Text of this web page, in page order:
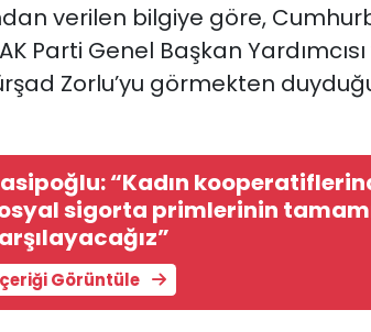
verilen bilgiye göre,
Parti Genel Başkan
Zorlu’yu görmekten
“Kadın
sigorta primlerinin
Görüntüle